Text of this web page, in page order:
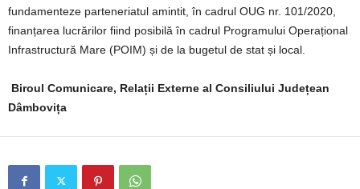
fundamenteze parteneriatul amintit, în cadrul OUG nr. 101/2020,
finanțarea lucrărilor fiind posibilă în cadrul Programului Operațional
Infrastructură Mare (POIM) și de la bugetul de stat și local.
Biroul Comunicare, Relații Externe al Consiliului Județean
Dâmbovița